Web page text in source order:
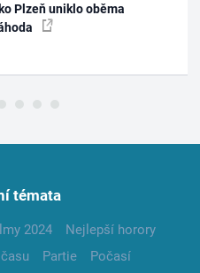
Plzeň uniklo oběma
témata
2024
Nejlepší horory
Partie
Počasí